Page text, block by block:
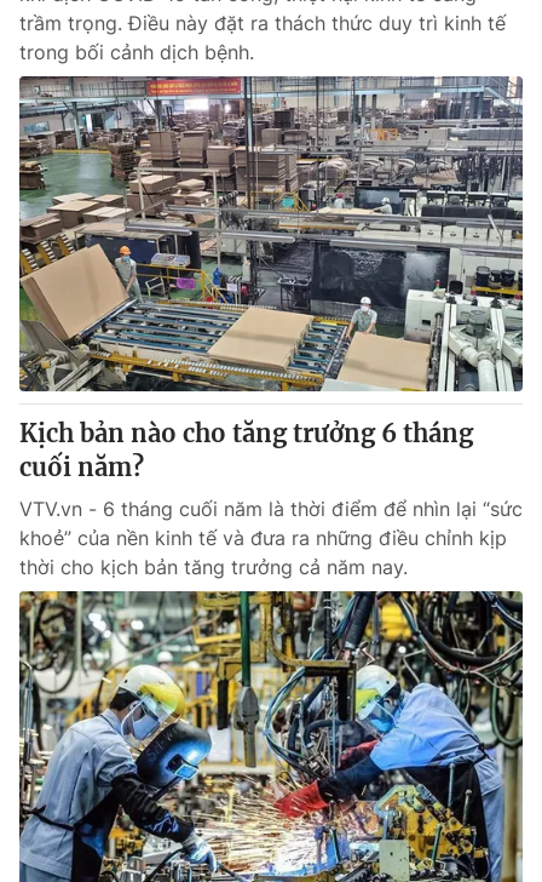
trầm trọng. Điều này đặt ra thách thức duy trì kinh tế
trong bối cảnh dịch bệnh.
Kịch bản nào cho tăng trưởng 6 tháng
cuối năm?
VTV.vn - 6 tháng cuối năm là thời điểm để nhìn lại “sức
khoẻ” của nền kinh tế và đưa ra những điều chỉnh kịp
thời cho kịch bản tăng trưởng cả năm nay.